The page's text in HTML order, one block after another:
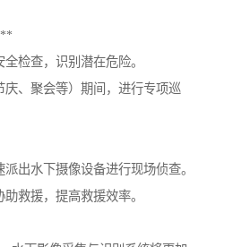
检查，识别潜在危险。
、聚会等）期间，进行专项巡
出水下摄像设备进行现场侦查。
救援，提高救援效率。